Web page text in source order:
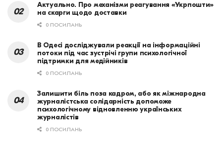
Актуально. Про механізми реагування «Укрпошти»
на скарги щодо доставки
0 ПОСИЛАНЬ
В Одесі досліджували реакції на інформаційні
потоки під час зустрічі групи психологічної
підтримки для медійників
0 ПОСИЛАНЬ
Залишити біль поза кадром, або як міжнародна
журналістська солідарність допоможе
психологічному відновленню українських
журналістів
0 ПОСИЛАНЬ